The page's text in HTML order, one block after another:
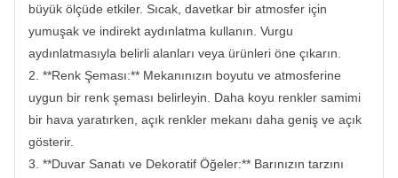
büyük ölçüde etkiler. Sıcak, davetkar bir atmosfer için
yumuşak ve indirekt aydınlatma kullanın. Vurgu
aydınlatmasıyla belirli alanları veya ürünleri öne çıkarın.
2. **Renk Şeması:** Mekanınızın boyutu ve atmosferine
uygun bir renk şeması belirleyin. Daha koyu renkler samimi
bir hava yaratırken, açık renkler mekanı daha geniş ve açık
gösterir.
3. **Duvar Sanatı ve Dekoratif Öğeler:** Barınızın tarzını